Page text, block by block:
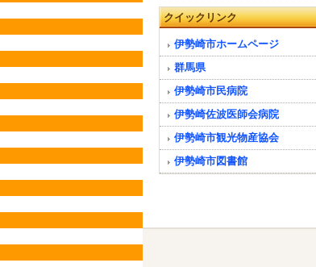
クイックリンク
伊勢崎市ホームページ
群馬県
伊勢崎市民病院
伊勢崎佐波医師会病院
伊勢崎市観光物産協会
伊勢崎市図書館